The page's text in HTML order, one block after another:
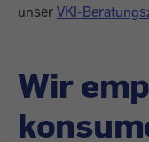
unser VKI-
Wir